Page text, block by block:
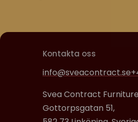
Kontakta oss
info@sveacontract.se
Svea Contract
Gottorpsgatan 51,